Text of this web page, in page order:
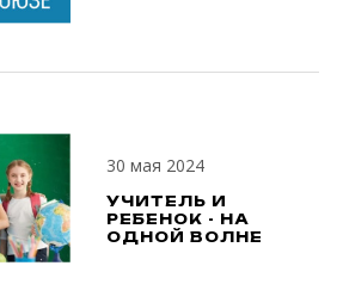
30 мая 2024
УЧИТЕЛЬ И
РЕБЕНОК - НА
ОДНОЙ ВОЛНЕ